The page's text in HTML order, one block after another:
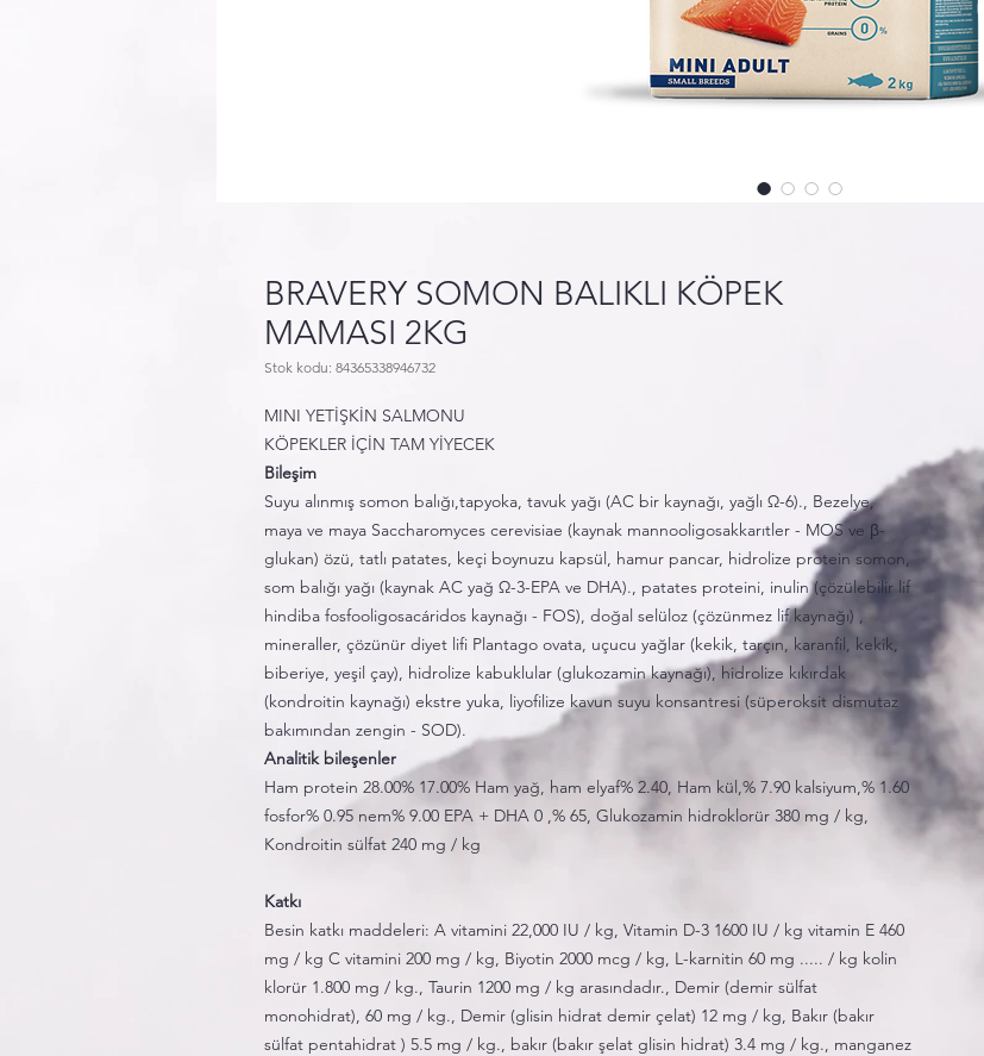
BRAVERY SOMON BALIKLI KÖPEK
MAMASI 2KG
Stok kodu: 84365338946732
MINI YETİŞKİN SALMONU
KÖPEKLER İÇİN TAM YİYECEK
Bileşim
Suyu alınmış somon balığı,tapyoka, tavuk yağı (AC bir kaynağı, yağlı Ω-6)., Bezelye,
maya ve maya Saccharomyces cerevisiae (kaynak mannooligosakkarıtler - MOS ve β-
glukan) özü, tatlı patates, keçi boynuzu kapsül, hamur pancar, hidrolize protein somon,
som balığı yağı (kaynak AC yağ Ω-3-EPA ve DHA)., patates proteini, inulin (çözülebilir lif
hindiba fosfooligosacáridos kaynağı - FOS), doğal selüloz (çözünmez lif kaynağı) ,
mineraller, çözünür diyet lifi Plantago ovata, uçucu yağlar (kekik, tarçın, karanfil, kekik,
biberiye, yeşil çay), hidrolize kabuklular (glukozamin kaynağı), hidrolize kıkırdak
(kondroitin kaynağı) ekstre yuka, liyofilize kavun suyu konsantresi (süperoksit dismutaz
bakımından zengin - SOD).
Analitik bileşenler
Ham protein 28.00% 17.00% Ham yağ, ham elyaf% 2.40, Ham kül,% 7.90 kalsiyum,% 1.60
fosfor% 0.95 nem% 9.00 EPA + DHA 0 ,% 65, Glukozamin hidroklorür 380 mg / kg,
Kondroitin sülfat 240 mg / kg
Katkı
Besin katkı maddeleri: A vitamini 22,000 IU / kg, Vitamin D-3 1600 IU / kg vitamin E 460
mg / kg C vitamini 200 mg / kg, Biyotin 2000 mcg / kg, L-karnitin 60 mg ..... / kg kolin
klorür 1.800 mg / kg., Taurin 1200 mg / kg arasındadır., Demir (demir sülfat
monohidrat), 60 mg / kg., Demir (glisin hidrat demir çelat) 12 mg / kg, Bakır (bakır
sülfat pentahidrat ) 5.5 mg / kg., bakır (bakır şelat glisin hidrat) 3.4 mg / kg., manganez